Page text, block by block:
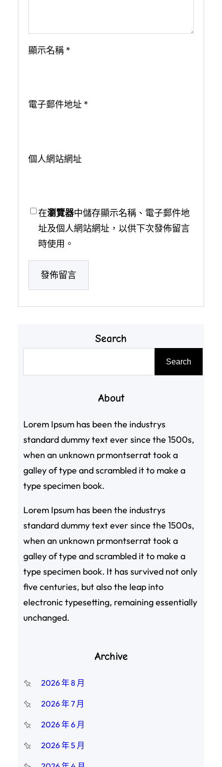
顯示名稱 *
電子郵件地址 *
個人網站網址
在瀏覽器中儲存顯示名稱、電子郵件地
址及個人網站網址，以供下次發佈留言
時使用。
Search
Search
About
Lorem Ipsum has been the industrys
standard dummy text ever since the 1500s,
when an unknown prmontserrat took a
galley of type and scrambled it to make a
type specimen book.
Lorem Ipsum has been the industrys
standard dummy text ever since the 1500s,
when an unknown prmontserrat took a
galley of type and scrambled it to make a
type specimen book. It has survived not only
five centuries, but also the leap into
electronic typesetting, remaining essentially
unchanged.
Archive
2026 年 8 月
2026 年 7 月
2026 年 6 月
2026 年 5 月